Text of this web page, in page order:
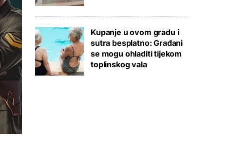
Kupanje u ovom gradu i
sutra besplatno: Građani
se mogu ohladiti tijekom
toplinskog vala